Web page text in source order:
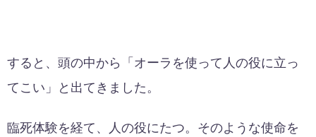
すると、頭の中から「オーラを使って人の役に立っ
てこい」と出てきました。
臨死体験を経て、人の役にたつ。そのような使命を